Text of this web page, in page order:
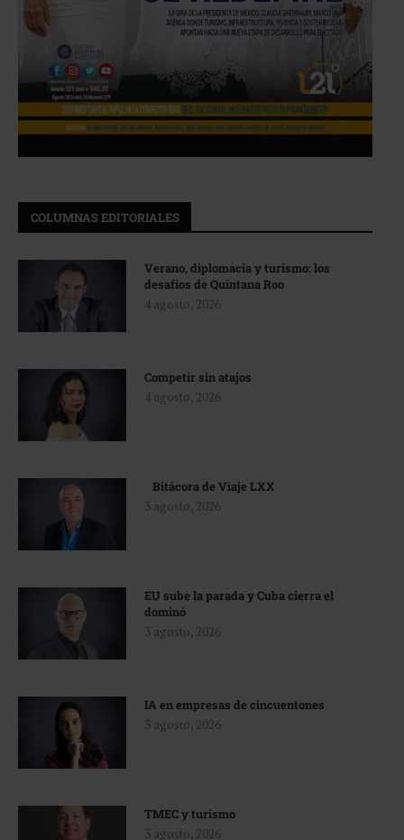
COLUMNAS EDITORIALES
Verano, diplomacia y turismo: los
desafíos de Quintana Roo
4 agosto, 2026
Competir sin atajos
4 agosto, 2026
Bitácora de Viaje LXX
3 agosto, 2026
EU sube la parada y Cuba cierra el
dominó
3 agosto, 2026
IA en empresas de cincuentones
3 agosto, 2026
TMEC y turismo
3 agosto, 2026